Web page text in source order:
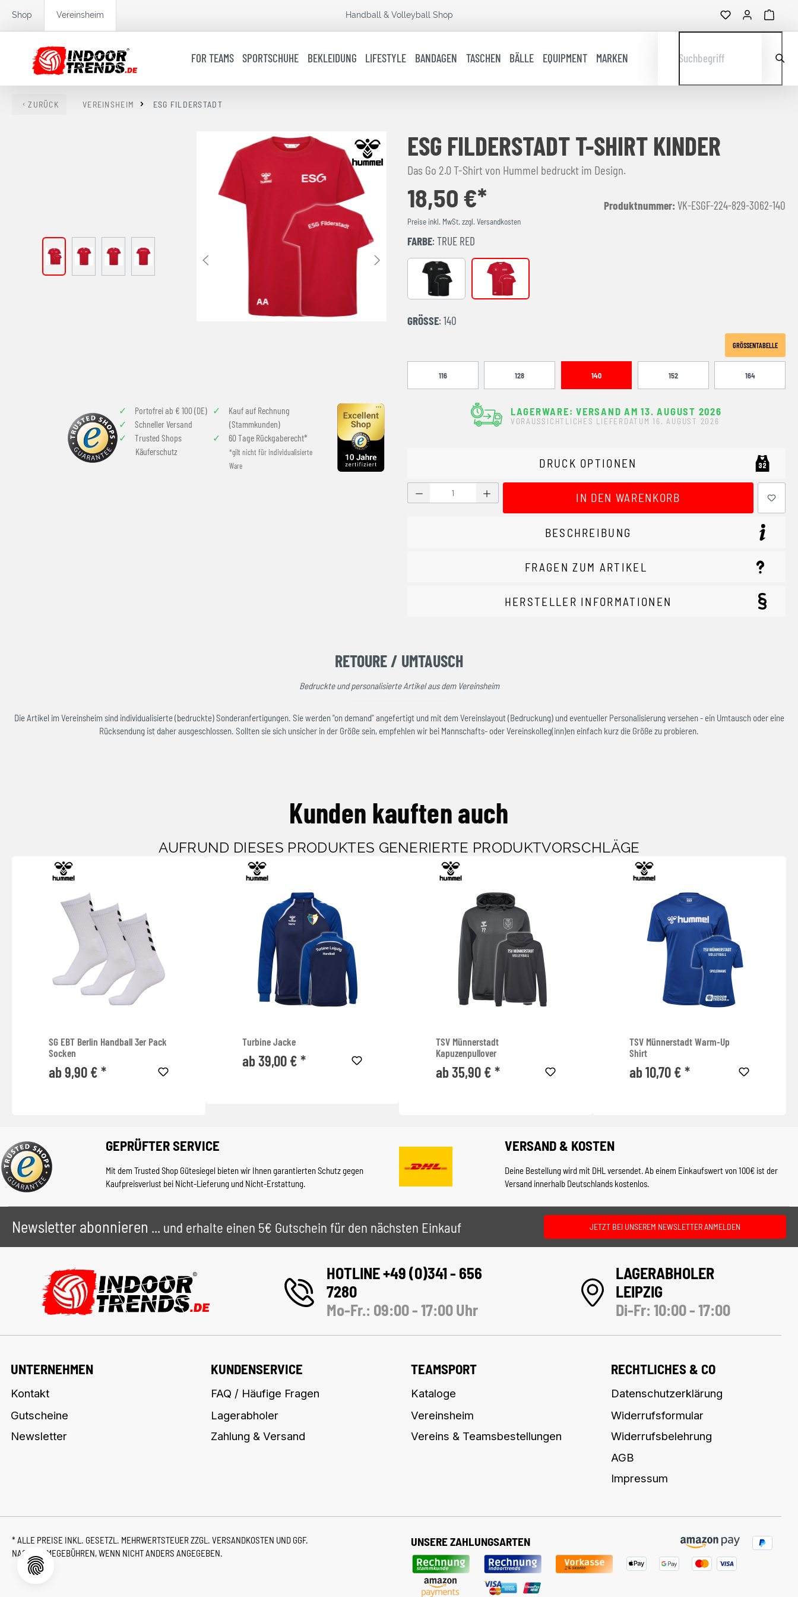
Zur Hauptnavigation springen
Shop Vereinsheim Handball & Volleyball Shop
FOR TEAMS SPORTSCHUHE BEKLEIDUNG LIFESTYLE BANDAGEN TASCHEN BÄLLE EQUIPMENT MARKEN Suchbegriff
ZURÜCK VEREINSHEIM ESG FILDERSTADT
Portofrei ab € 100 (DE)
Schneller Versand
Trusted Shops
Käuferschutz
Kauf auf Rechnung
(Stammkunden)
60 Tage Rückgaberecht*
*gilt nicht für individualisierte
Ware
ESG FILDERSTADT T-SHIRT KINDER
Das Go 2.0 T-Shirt von Hummel bedruckt im Design.
18,50 €*
Preise inkl. MwSt. zzgl. Versandkosten
Produktnummer: VK-ESGF-224-829-3062-140
FARBE: TRUE RED
BLACK TRUE RED
GRÖSSE : 140
GRÖSSENTABELLE
116 128 140 152 164
LAGERWARE: VERSAND AM 13. AUGUST 2026
VORAUSSICHTLICHES LIEFERDATUM 16. AUGUST 2026
DRUCK OPTIONEN
Produkt Anzahl: Gib den gewünschten Wert ein oder benutze die Schaltflächen
IN DEN WARENKORB
BESCHREIBUNG
FRAGEN ZUM ARTIKEL
HERSTELLER INFORMATIONEN
RETOURE / UMTAUSCH
Bedruckte und personalisierte Artikel aus dem Vereinsheim
Die Artikel im Vereinsheim sind individualisierte (bedruckte) Sonderanfertigungen. Sie werden "on demand" angefertigt und mit dem Vereinslayout (Bedruckung) und eventueller Personalisierung versehen - ein Umtausch oder eine
Rücksendung ist daher ausgeschlossen. Sollten sie sich unsicher in der Größe sein, empfehlen wir bei Mannschafts- oder Vereinskolleg(inn)en einfach kurz die Größe zu probieren.
Kunden kauften auch
AUFRUND DIESES PRODUKTES GENERIERTE PRODUKTVORSCHLÄGE
SG EBT Berlin Handball 3er Pack
Socken
ab 9,90 € *
Turbine Jacke
ab 39,00 € *
TSV Münnerstadt
Kapuzenpullover
ab 35,90 € *
TSV Münnerstadt Warm-Up
Shirt
ab 10,70 € *
GEPRÜFTER SERVICE
Mit dem Trusted Shop Gütesiegel bieten wir Ihnen garantierten Schutz gegen
Kaufpreisverlust bei Nicht-Lieferung und Nicht-Erstattung.
VERSAND & KOSTEN
Deine Bestellung wird mit DHL versendet. Ab einem Einkaufswert von 100€ ist der
Versand innerhalb Deutschlands kostenlos.
Newsletter abonnieren ... und erhalte einen 5€ Gutschein für den nächsten Einkauf JETZT BEI UNSEREM NEWSLETTER ANMELDEN
HOTLINE +49 (0)341 - 656
7280
Mo-Fr.: 09:00 - 17:00 Uhr
LAGERABHOLER
LEIPZIG
Di-Fr: 10:00 - 17:00
UNTERNEHMEN
Kontakt
Gutscheine
Newsletter
KUNDENSERVICE
FAQ / Häufige Fragen
Lagerabholer
Zahlung & Versand
TEAMSPORT
Kataloge
Vereinsheim
Vereins & Teamsbestellungen
RECHTLICHES & CO
Datenschutzerklärung
Widerrufsformular
Widerrufsbelehrung
AGB
Impressum
* ALLE PREISE INKL. GESETZL. MEHRWERTSTEUER ZZGL. VERSANDKOSTEN UND GGF.
NACHNAHMEGEBÜHREN, WENN NICHT ANDERS ANGEGEBEN.
UNSERE ZAHLUNGSARTEN